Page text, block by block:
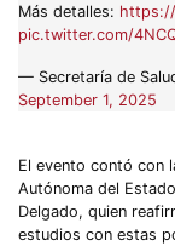
Más detalles:
pic.twitter.com/
— Secretaría de
September 1, 2025
El evento contó con
Autónoma del
Delgado, quien
estudios con estas